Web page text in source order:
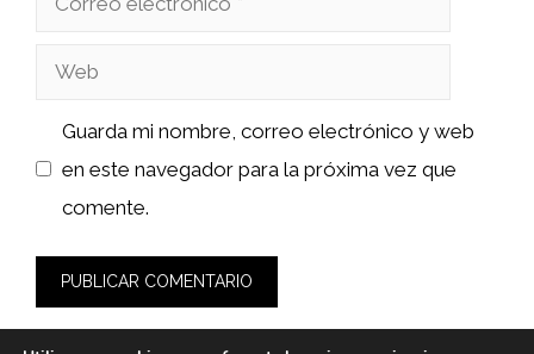
Web
Guarda mi nombre, correo electrónico y web
en este navegador para la próxima vez que
comente.